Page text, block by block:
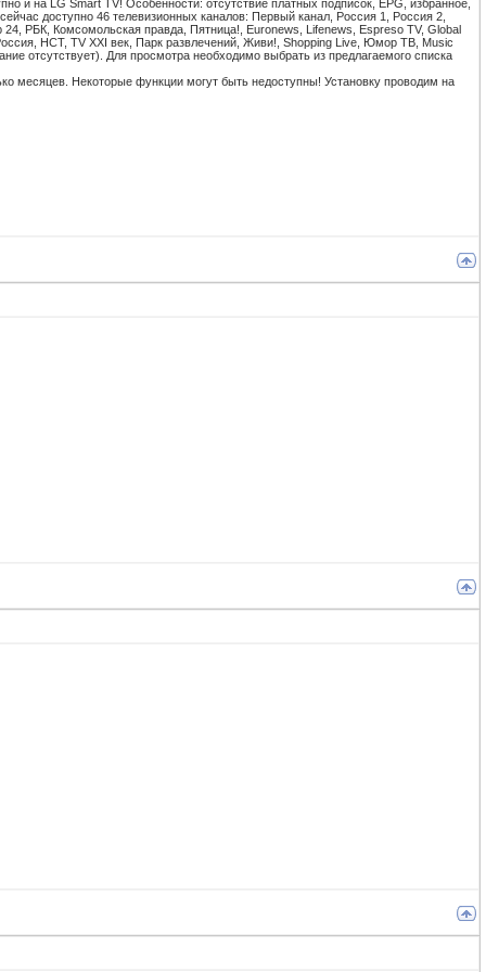
и на LG Smart TV! Особенности: отсутствие платных подписок, EPG, избранное,
доступно 46 телевизионных каналов: Первый канал, Россия 1, Россия 2,
РБК, Комсомольская правда, Пятница!, Euronews, Lifenews, Espreso TV, Global
НСТ, TV XXI век, Парк развлечений, Живи!, Shopping Live, Юмор ТВ, Music
отсутствует). Для просмотра необходимо выбрать из предлагаемого списка
месяцев. Некоторые функции могут быть недоступны! Установку проводим на